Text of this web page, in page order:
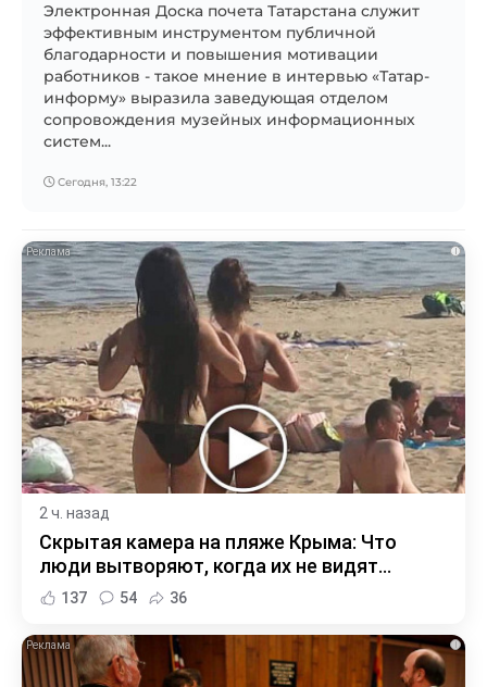
Электронная Доска почета Татарстана служит
эффективным инструментом публичной
благодарности и повышения мотивации
работников - такое мнение в интервью «Татар-
информу» выразила заведующая отделом
сопровождения музейных информационных
систем...
Сегодня, 13:22
i
2 ч. назад
Скрытая камера на пляже Крыма: Что
люди вытворяют, когда их не видят...
137 54 36
i